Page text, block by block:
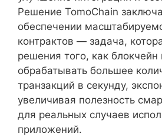
Решение TomoChain
обеспечении
контрактов — задача,
решения того, как
обрабатывать большее
транзакций в секунду,
увеличивая полезность
для реальных случаев
приложений.